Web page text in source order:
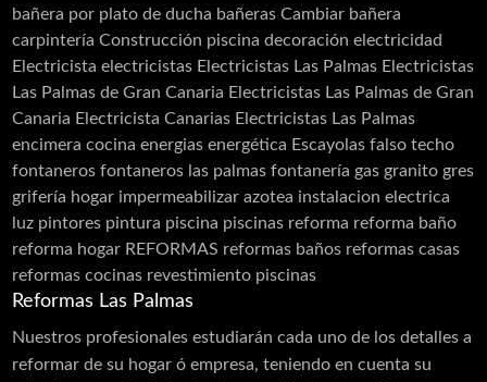
bañera por plato de ducha bañeras Cambiar bañera
carpintería Construcción piscina decoración electricidad
Electricista electricistas Electricistas Las Palmas Electricistas
Las Palmas de Gran Canaria Electricistas Las Palmas de Gran
Canaria Electricista Canarias Electricistas Las Palmas
encimera cocina energias energética Escayolas falso techo
fontaneros fontaneros las palmas fontanería gas granito gres
grifería hogar impermeabilizar azotea instalacion electrica
luz pintores pintura piscina piscinas reforma reforma baño
reforma hogar REFORMAS reformas baños reformas casas
reformas cocinas revestimiento piscinas
Reformas Las Palmas
Nuestros profesionales estudiarán cada uno de los detalles a
reformar de su hogar ó empresa, teniendo en cuenta su